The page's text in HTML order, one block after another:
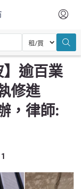
修進度，用料疑貨不對
】逾百業
修進
，律師:
1